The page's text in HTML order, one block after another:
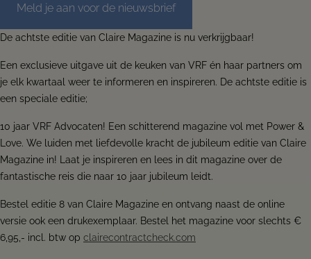
Meld je aan voor de nieuwsbrief
De achtste editie van Claire Magazine is nu verkrijgbaar!
Een exclusieve uitgave uit de keuken van VRF én haar partners om
je elk kwartaal weer te informeren en inspireren. De achtste editie is
een speciale editie;
10 jaar VRF Advocaten! Een schitterend magazine vol met Power &
Love. We luiden met liefdevolle kracht de jubileum editie van Claire
Magazine in! Laat je inspireren en lees in dit magazine over de
fantastische reis die naar 10 jaar jubileum leidt.
Bestel editie 8 van Claire Magazine en ontvang naast de online
versie ook een drukexemplaar. Bestel het magazine voor slechts €
6,95,- incl. btw op clairecontractcheck.com